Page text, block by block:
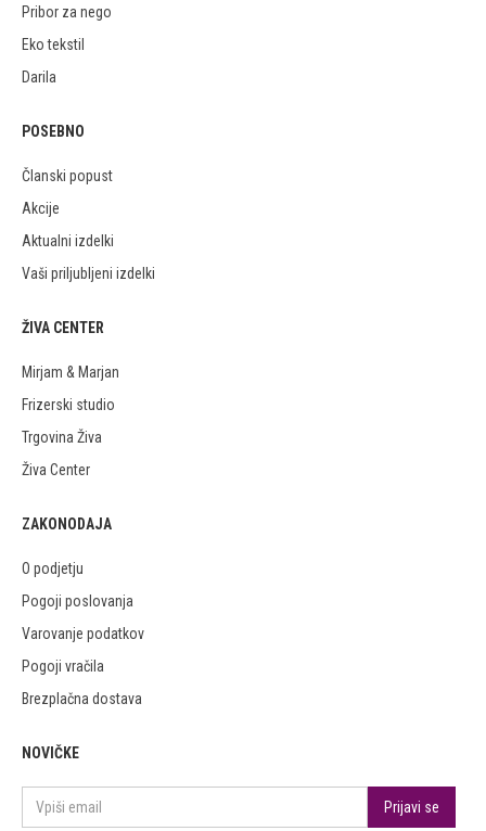
Pribor za nego
Eko tekstil
Darila
POSEBNO
Članski popust
Akcije
Aktualni izdelki
Vaši priljubljeni izdelki
ŽIVA CENTER
Mirjam & Marjan
Frizerski studio
Trgovina Živa
Živa Center
ZAKONODAJA
O podjetju
Pogoji poslovanja
Varovanje podatkov
Pogoji vračila
Brezplačna dostava
NOVIČKE